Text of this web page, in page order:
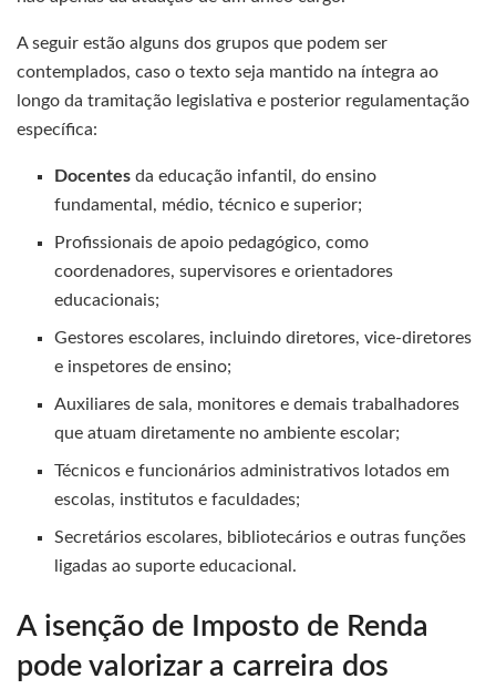
A seguir estão alguns dos grupos que podem ser
contemplados, caso o texto seja mantido na íntegra ao
longo da tramitação legislativa e posterior regulamentação
específica:
Docentes da educação infantil, do ensino
fundamental, médio, técnico e superior;
Profissionais de apoio pedagógico, como
coordenadores, supervisores e orientadores
educacionais;
Gestores escolares, incluindo diretores, vice-diretores
e inspetores de ensino;
Auxiliares de sala, monitores e demais trabalhadores
que atuam diretamente no ambiente escolar;
Técnicos e funcionários administrativos lotados em
escolas, institutos e faculdades;
Secretários escolares, bibliotecários e outras funções
ligadas ao suporte educacional.
A isenção de Imposto de Renda
pode valorizar a carreira dos